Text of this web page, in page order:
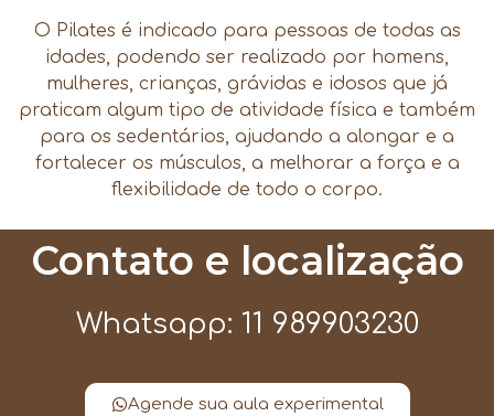
O Pilates é indicado para pessoas de todas as
idades, podendo ser realizado por homens,
mulheres, crianças, grávidas e idosos que já
praticam algum tipo de atividade física e também
para os sedentários, ajudando a alongar e a
fortalecer os músculos, a melhorar a força e a
flexibilidade de todo o corpo.
Contato e localização
Whatsapp: 11 989903230
Agende sua aula experimental